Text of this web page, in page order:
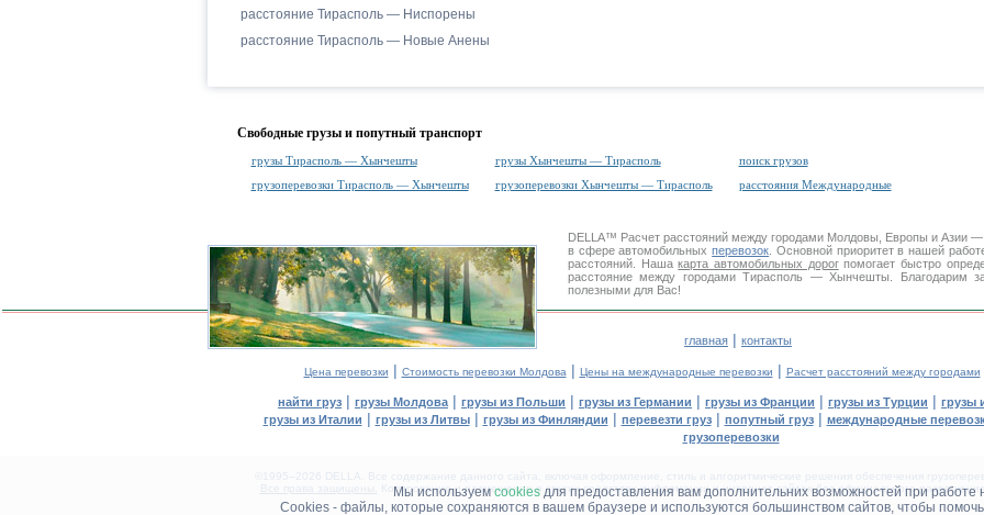
Мы используем cookiesдля предоставления вам дополнительних возможностей при работе
Cookies - файлы, которые сохраняются в вашем браузере и используются большинством сайтов, чтобы
расстояние Тирасполь — Ниспорены
расстояние Тирасполь — Новые Анены
Свободные грузы и попутный транспорт
грузы Тирасполь — Хынчешты грузы Хынчешты — Тирасполь
поиск грузов
грузоперевозки Тирасполь — Хынчешты
грузоперевозки Хынчешты — Тирасполь расстояния Международные
DELLA™ Расчет расстояний между городами Молдовы, Европы и Азии
в сфере автомобильныхперевозок . Основной приоритет в нашей
расстояний. Нашакарта автомобильных дорогпомогает быстро
расстояние между городами Тирасполь — Хынчешты. Благодарим
полезными для Вас!
главная | контакты
Цена перевозки | Стоимость перевозки Молдова | Цены на международные перевозки | Расчет расстояний между городами
найти груз | грузы Молдова | грузы из Польши | грузы из Германии | грузы из Франции | грузы из Турции | грузы
грузы из Италии | грузы из Литвы| грузы из Финляндии | перевезти груз| попутный груз| международные
грузоперевозки
©1995–2026 DELLA. Все содержание данного сайта, включая оформление, стиль и алгоритмические решения обеспечения
Все права защищены.
Копирование и размещение в других средствах информации и интернет-сайтах без официального